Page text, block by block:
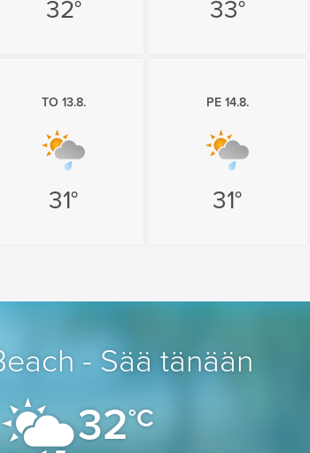
32° 33°
TO 13.8.
31°
PE 14.8.
31°
- Sää tänään
32°C